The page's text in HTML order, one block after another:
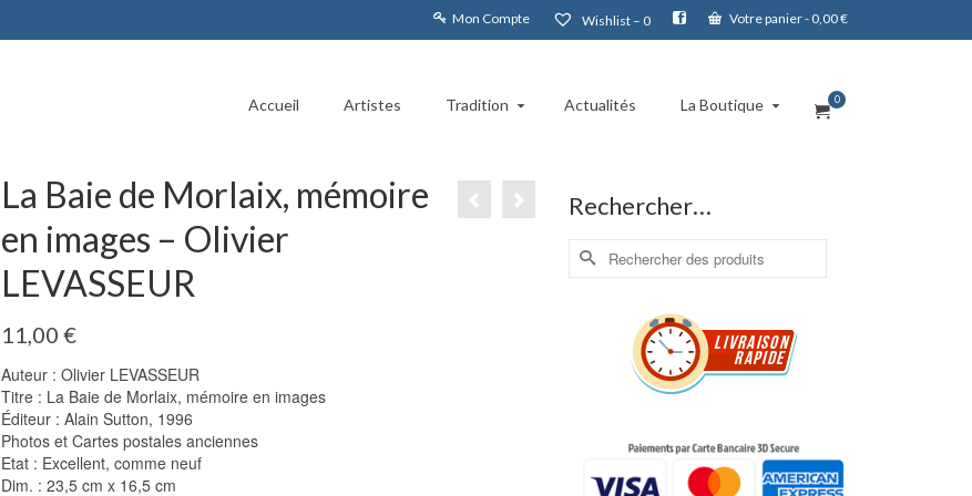
Mon Compte Wishlist – 0 Votre panier- 0,00€
Accueil Artistes Tradition Actualités La Boutique 0
La Baie de Morlaix, mémoire
en images – Olivier
LEVASSEUR
11,00 €
Auteur : Olivier LEVASSEUR
Titre : La Baie de Morlaix, mémoire en images
Éditeur : Alain Sutton, 1996
Photos et Cartes postales anciennes
Etat : Excellent, comme neuf
Dim. : 23,5 cm x 16,5 cm
Rechercher…
Rechercher :